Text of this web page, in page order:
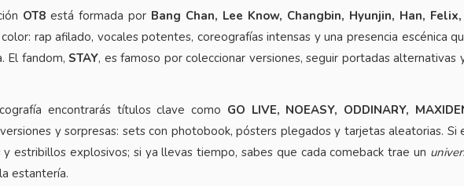
OT8está formada por Bang Chan, Lee Know, Changbin, Hyunjin, Han,
rap afilado, vocales potentes, coreografías intensas y una presencia escénica
El fandom,STAY, es famoso por coleccionar versiones, seguir portadas alternativas
encontrarás títulos clave como GO LIVE, NOEASY, ODDINARY,
y sorpresas: sets con photobook, pósters plegados y tarjetas aleatorias. Si
estribillos explosivos; si ya llevas tiempo, sabes que cada comeback trae un
estantería.